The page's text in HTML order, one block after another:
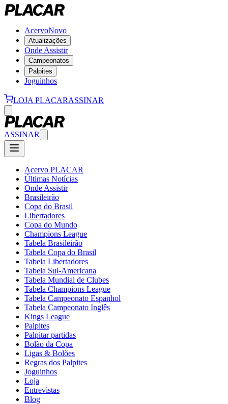
AcervoNovo
Atualizações
Onde Assistir
Campeonatos
Palpites
Joguinhos
LOJA PLACARASSINAR
ASSINAR
Acervo PLACAR
Últimas Notícias
Onde Assistir
Brasileirão
Copa do Brasil
Libertadores
Copa do Mundo
Champions League
Tabela Brasileirão
Tabela Copa do Brasil
Tabela Libertadores
Tabela Sul-Americana
Tabela Mundial de Clubes
Tabela Champions League
Tabela Campeonato Espanhol
Tabela Campeonato Inglês
Kings League
Palpites
Palpitar partidas
Bolão da Copa
Ligas & Bolões
Regras dos Palpites
Joguinhos
Loja
Entrevistas
Blog